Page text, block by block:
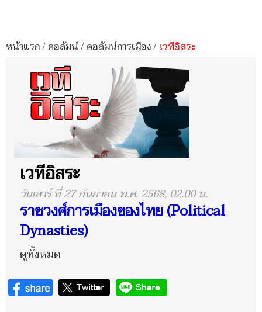
หน้าแรก/คอลัมน์/คอลัมน์การเมือง/เวทีอิสระ
เวทีอิสระ
วันเสาร์ ที่ 27 กันยายน พ.ศ. 2568, 02.00 น.
ราชวงศ์การเมืองของไทย (Political
Dynasties)
ดูทั้งหมด